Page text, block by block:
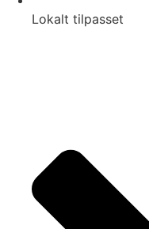
Lokalt tilpasset